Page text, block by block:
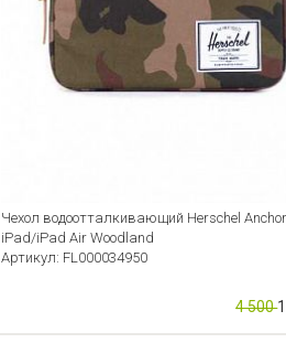
Чехол водоотталкивающий Herschel Anchor
iPad/iPad Air Woodland
Артикул: FL000034950
4 500